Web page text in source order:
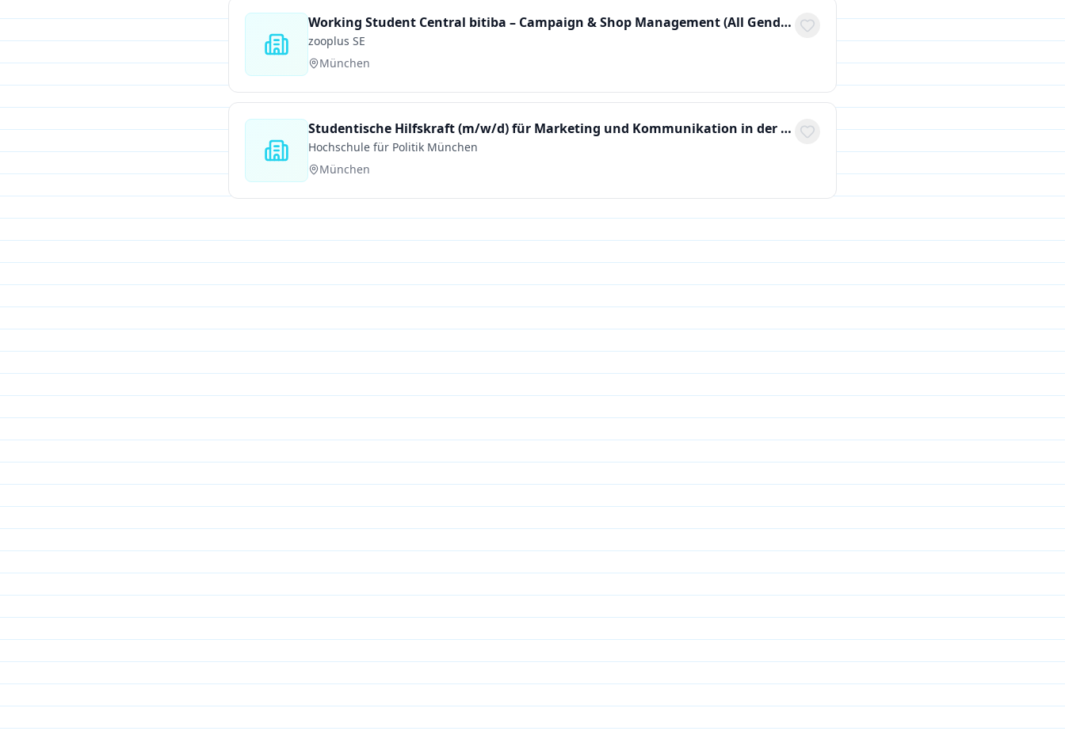
Working Student Central bitiba – Campaign & Shop Management (All Genders)
zooplus SE
München
Studentische Hilfskraft (m/w/d) für Marketing und Kommunikation in der Hochschulverwaltung
Hochschule für Politik München
München